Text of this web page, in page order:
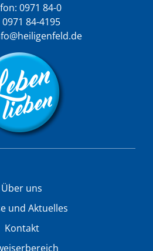
0971 84-0
0971 84-4195
Über uns
und Aktuelles
Kontakt